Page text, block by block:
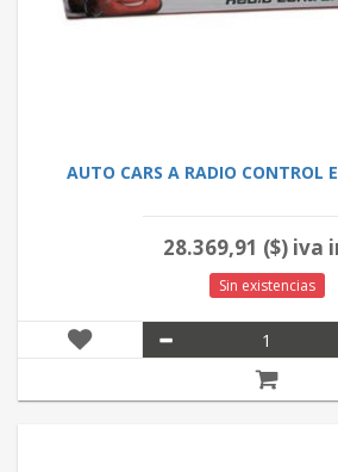
AUTO CARS A RADIO CONTROL
28.369,91 ($) iva
Sin existencias